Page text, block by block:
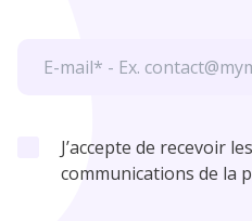
J’accepte de recevoir
communications de la